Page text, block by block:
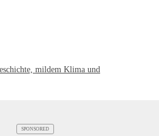
mildem Klima und
SPONSORED